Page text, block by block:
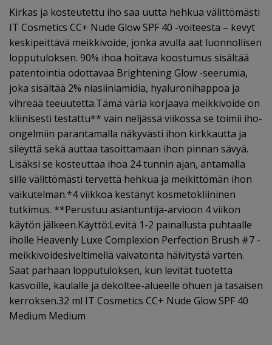
Kirkas ja kosteutettu iho saa uutta hehkua välittömästi
IT Cosmetics CC+ Nude Glow SPF 40 -voiteesta – kevyt
keskipeittävä meikkivoide, jonka avulla aat luonnollisen
lopputuloksen. 90% ihoa hoitava koostumus sisältää
patentointia odottavaa Brightening Glow -seerumia,
joka sisältää 2% niasiiniamidia, hyaluronihappoa ja
vihreää teeuutetta.Tämä väriä korjaava meikkivoide on
kliinisesti testattu** vain neljässä viikossa se toimii iho-
ongelmiin parantamalla näkyvästi ihon kirkkautta ja
sileyttä sekä auttaa tasoittamaan ihon pinnan sävyä.
Lisäksi se kosteuttaa ihoa 24 tunnin ajan, antamalla
sille välittömästi tervettä hehkua ja meikittömän ihon
vaikutelman.*4 viikkoa kestänyt kosmetokliininen
tutkimus. **Perustuu asiantuntija-arvioon 4 viikon
käytön jälkeen.Käyttö:Levitä 1-2 painallusta puhtaalle
iholle Heavenly Luxe Complexion Perfection Brush #7 -
meikkivoidesiveltimellä vaivatonta häivitystä varten.
Saat parhaan lopputuloksen, kun levität tuotetta
kasvoille, kaulalle ja dekoltee-alueelle ohuen ja tasaisen
kerroksen.32 ml IT Cosmetics CC+ Nude Glow SPF 40
Medium Medium